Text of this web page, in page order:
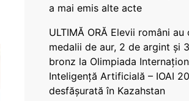
a mai emis alte acte
ULTIMĂ ORĂ Elevii români
medalii de aur, 2 de argint și
bronz la Olimpiada
Inteligență Artificială – IOAI
desfășurată în Kazahstan